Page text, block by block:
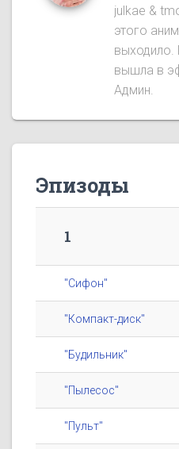
julkae &
этого
выходило.
вышла в
Админ.
Эпизоды
1
"Сифон"
"Компакт-диск"
"Будильник"
"Пылесос"
"Пульт"